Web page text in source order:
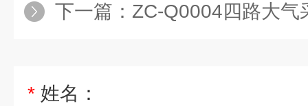
下一篇： ZC-Q0004四路大气
* 姓名：